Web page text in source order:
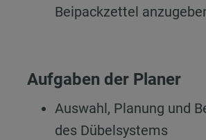
Beipackzettel
Aufgaben der Planer
Auswahl, Planung und
des Dübelsystems